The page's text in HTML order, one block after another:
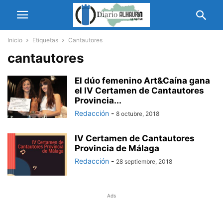
Inicio Etiquetas Cantautores
cantautores
El dúo femenino Art&Caína gana
el IV Certamen de Cantautores
Provincia...
Redacción - 8 octubre, 2018
IV Certamen de Cantautores
Provincia de Málaga
Redacción - 28 septiembre, 2018
Ads